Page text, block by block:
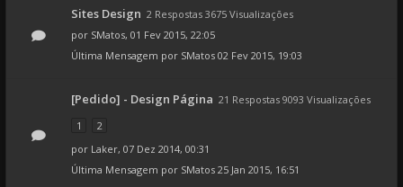
Sites Design 2 Respostas 3675 Visualizações
por SMatos, 01 Fev 2015, 22:05
Última Mensagem por SMatos 02 Fev 2015, 19:03
[Pedido] - Design Página 21 Respostas 9093 Visualizações
1
2
por Laker, 07 Dez 2014, 00:31
Última Mensagem por SMatos 25 Jan 2015, 16:51